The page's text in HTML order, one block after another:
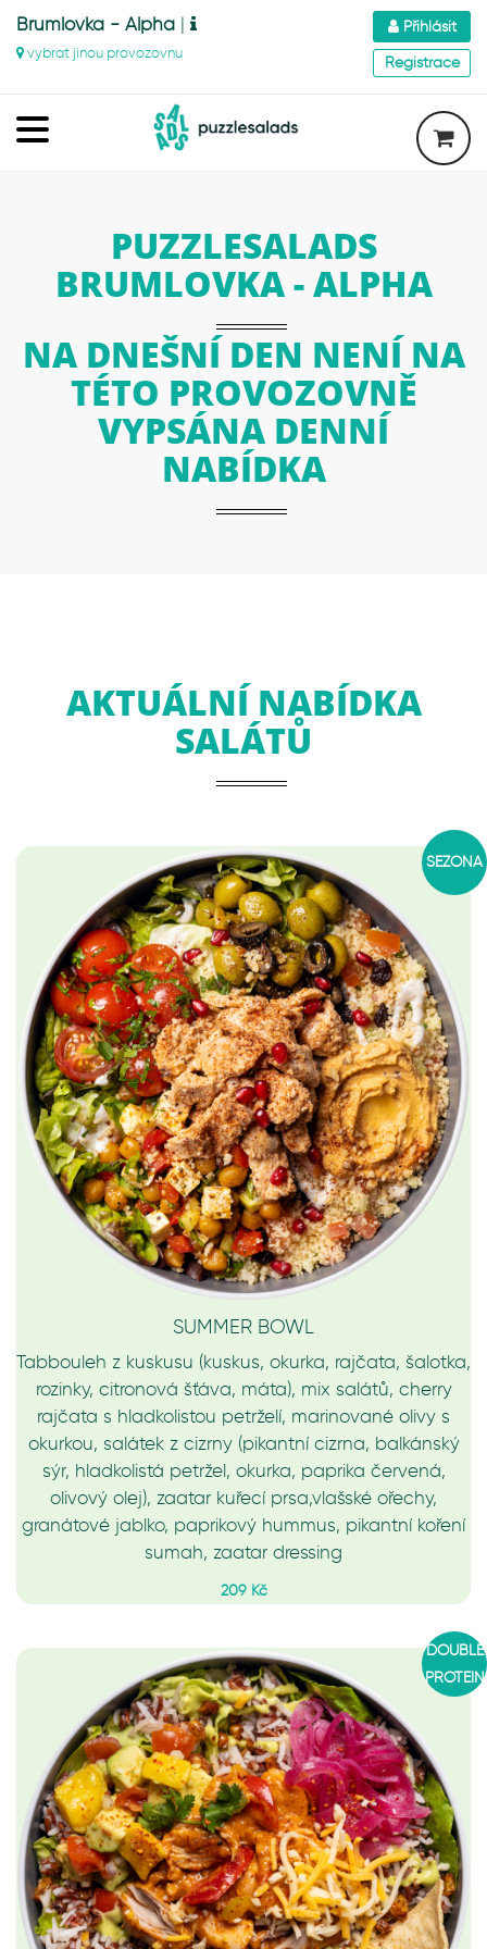
Brumlovka - Alpha |
vybrat jinou provozovnu
Přihlásit
Registrace
PUZZLESALADS
BRUMLOVKA - ALPHA
NA DNEŠNÍ DEN NENÍ NA
TÉTO PROVOZOVNĚ
VYPSÁNA DENNÍ
NABÍDKA
AKTUÁLNÍ NABÍDKA
SALÁTŮ
SEZÓNA
SUMMER BOWL
Tabbouleh z kuskusu (kuskus, okurka, rajčata, šalotka,
rozinky, citronová šťáva, máta), mix salátů, cherry
rajčata s hladkolistou petrželí, marinované olivy s
okurkou, salátek z cizrny (pikantní cizrna, balkánský
sýr, hladkolistá petržel, okurka, paprika červená,
olivový olej), zaatar kuřecí prsa,vlašské ořechy,
granátové jablko, paprikový hummus, pikantní koření
sumah, zaatar dressing
209 Kč
DOUBLE
PROTEIN